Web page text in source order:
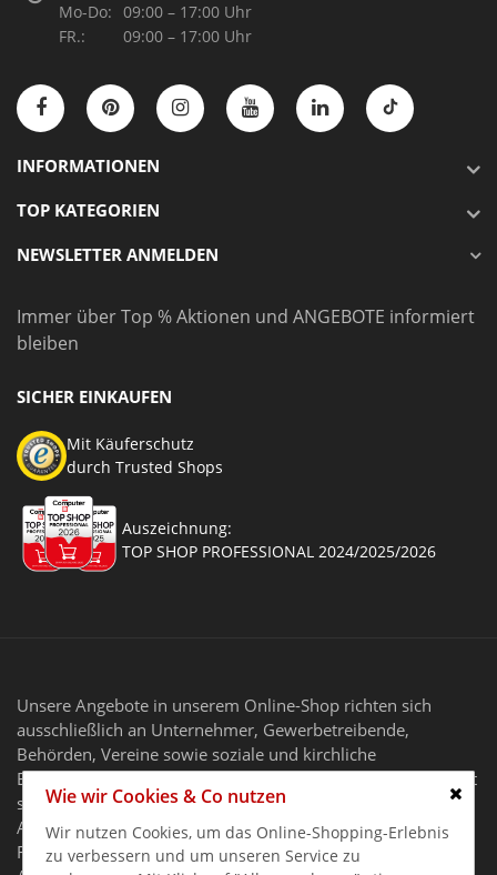
Mo-Do: 09:00 – 17:00 Uhr
FR.:
09:00 – 17:00 Uhr
INFORMATIONEN
TOP KATEGORIEN
NEWSLETTER ANMELDEN
Immer über Top % Aktionen und ANGEBOTE informiert
bleiben
SICHER EINKAUFEN
Mit Käuferschutz
durch Trusted Shops
Auszeichnung:
TOP SHOP PROFESSIONAL 2024/2025/2026
Unsere Angebote in unserem Online-Shop richten sich
ausschließlich an Unternehmer, Gewerbetreibende,
Behörden, Vereine sowie soziale und kirchliche
Einrichtungen im Sinne des § 14 BGB. Unser Angebot richtet
sich nicht an Verbraucher.
Alle Preise gelten zzgl. MwSt. und zzgl. Versandkosten. Alle
Rechte, Irrtümer und Preisänderungen vorbehalten. Alle
Wie wir Cookies & Co nutzen
Wir nutzen Cookies, um das Online-Shopping-Erlebnis
zu verbessern und um unseren Service zu